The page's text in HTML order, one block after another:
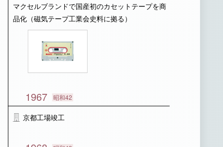
マクセルブランドで国産初のカセットテープを商
品化（磁気テープ工業会史料に拠る）
1967 昭和42
京都工場竣工